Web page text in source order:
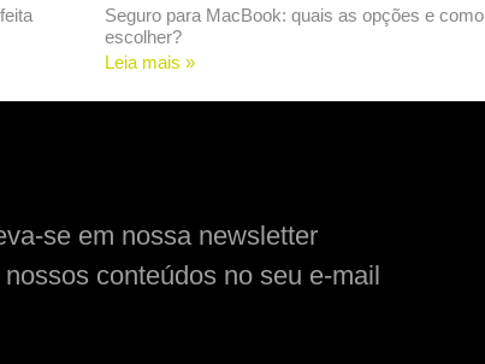
Seguro para MacBook: quais as opções e como
escolher?
Leia mais »
se em nossa newsletter
conteúdos no seu e-mail